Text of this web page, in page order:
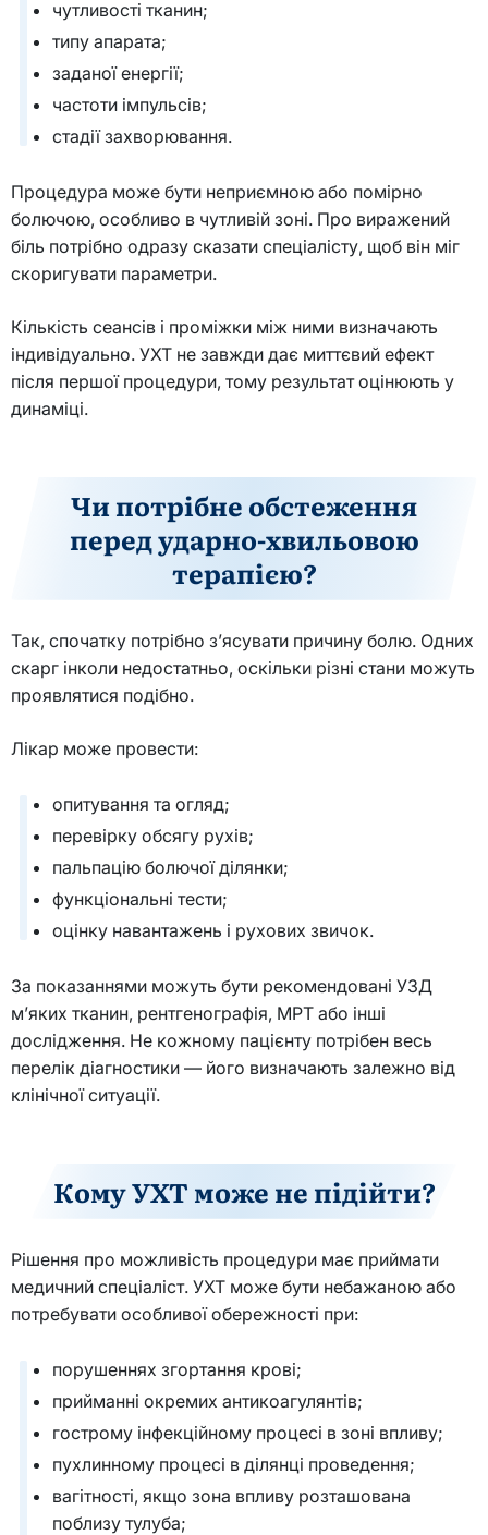
чутливості тканин;
типу апарата;
заданої енергії;
частоти імпульсів;
стадії захворювання.
Процедура може бути неприємною або помірно
болючою, особливо в чутливій зоні. Про виражений
біль потрібно одразу сказати спеціалісту, щоб він міг
скоригувати параметри.
Кількість сеансів і проміжки між ними визначають
індивідуально. УХТ не завжди дає миттєвий ефект
після першої процедури, тому результат оцінюють у
динаміці.
Чи потрібне обстеження
перед ударно-хвильовою
терапією?
Так, спочатку потрібно з’ясувати причину болю. Одних
скарг інколи недостатньо, оскільки різні стани можуть
проявлятися подібно.
Лікар може провести:
опитування та огляд;
перевірку обсягу рухів;
пальпацію болючої ділянки;
функціональні тести;
оцінку навантажень і рухових звичок.
За показаннями можуть бути рекомендовані УЗД
м’яких тканин, рентгенографія, МРТ або інші
дослідження. Не кожному пацієнту потрібен весь
перелік діагностики — його визначають залежно від
клінічної ситуації.
Кому УХТ може не підійти?
Рішення про можливість процедури має приймати
медичний спеціаліст. УХТ може бути небажаною або
потребувати особливої обережності при:
порушеннях згортання крові;
прийманні окремих антикоагулянтів;
гострому інфекційному процесі в зоні впливу;
пухлинному процесі в ділянці проведення;
вагітності, якщо зона впливу розташована
поблизу тулуба;